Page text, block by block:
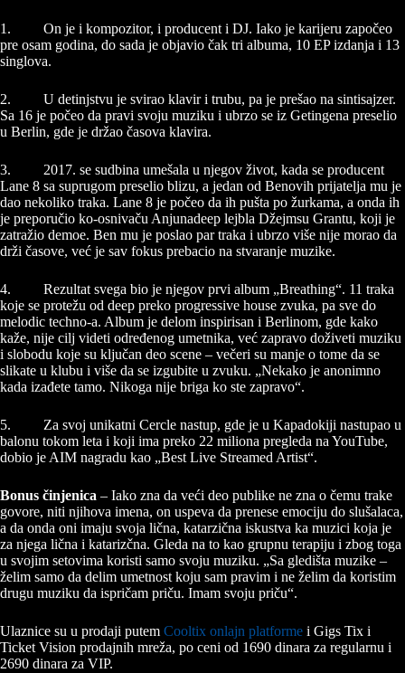
1. On je i kompozitor, i producent i DJ. Iako je karijeru započeo
pre osam godina, do sada je objavio čak tri albuma, 10 EP izdanja i 13
singlova.
2. U detinjstvu je svirao klavir i trubu, pa je prešao na sintisajzer.
Sa 16 je počeo da pravi svoju muziku i ubrzo se iz Getingena preselio
u Berlin, gde je držao časova klavira.
3. 2017. se sudbina umešala u njegov život, kada se producent
Lane 8 sa suprugom preselio blizu, a jedan od Benovih prijatelja mu je
dao nekoliko traka. Lane 8 je počeo da ih pušta po žurkama, a onda ih
je preporučio ko-osnivaču Anjunadeep lejbla Džejmsu Grantu, koji je
zatražio demoe. Ben mu je poslao par traka i ubrzo više nije morao da
drži časove, već je sav fokus prebacio na stvaranje muzike.
4. Rezultat svega bio je njegov prvi album „Breathing“. 11 traka
koje se protežu od deep preko progressive house zvuka, pa sve do
melodic techno-a. Album je delom inspirisan i Berlinom, gde kako
kaže, nije cilj videti određenog umetnika, već zapravo doživeti muziku
i slobodu koje su ključan deo scene – večeri su manje o tome da se
slikate u klubu i više da se izgubite u zvuku. „Nekako je anonimno
kada izađete tamo. Nikoga nije briga ko ste zapravo“.
5. Za svoj unikatni Cercle nastup, gde je u Kapadokiji nastupao u
balonu tokom leta i koji ima preko 22 miliona pregleda na YouTube,
dobio je AIM nagradu kao „Best Live Streamed Artist“.
Bonus činjenica – Iako zna da veći deo publike ne zna o čemu trake
govore, niti njihova imena, on uspeva da prenese emociju do slušalaca,
a da onda oni imaju svoja lična, katarzična iskustva ka muzici koja je
za njega lična i katarizčna. Gleda na to kao grupnu terapiju i zbog toga
u svojim setovima koristi samo svoju muziku. „Sa gledišta muzike –
želim samo da delim umetnost koju sam pravim i ne želim da koristim
drugu muziku da ispričam priču. Imam svoju priču“.
Ulaznice su u prodaji putem Cooltix onlajn platforme i Gigs Tix i
Ticket Vision prodajnih mreža, po ceni od 1690 dinara za regularnu i
2690 dinara za VIP.